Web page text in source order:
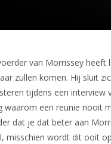
van Morrissey
zullen komen. Hij sluit
tijdens een interview
waarom een reunie nooit
dat je dat beter aan
misschien wordt dit ooit